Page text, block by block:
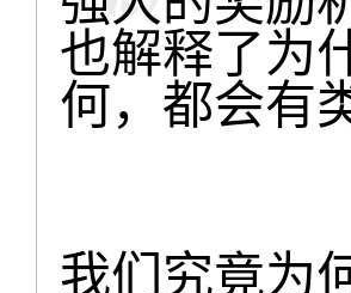
也解释了为
何，都会有
我们究竟为